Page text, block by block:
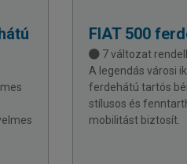
FIAT500
7 változat
A legendás városi
ferdehátú tartós
stílusos és
mobilitást biztosít.